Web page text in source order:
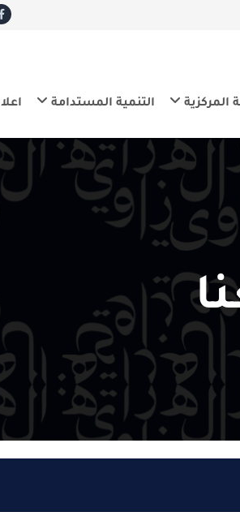
التنمية المستدامة اعلام الجامعة